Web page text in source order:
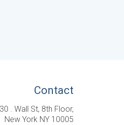
Contact
30 . Wall St, 8th Floor,
New York NY 10005